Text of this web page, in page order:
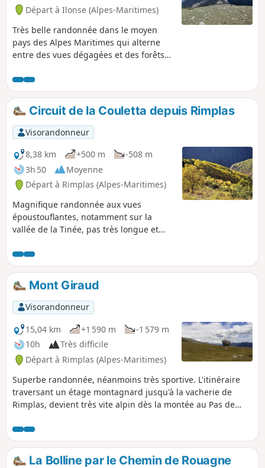
Départ à Ilonse (Alpes-Maritimes)
Très belle randonnée dans le moyen
pays des Alpes Maritimes qui alterne
entre des vues dégagées et des forêts
depuis le Lauvet d'Ilonse mérite le
détour : on voit l'ensemble du
Mercantour et les principaux sommets
du moyen pays .
Circuit de la Couletta depuis Rimplas
Visorandonneur
8,38 km
+500 m
-508 m
3h 50
Moyenne
Départ à Rimplas (Alpes-Maritimes)
Magnifique randonnée aux vues
époustouflantes, notamment sur la
vallée de la Tinée, pas très longue et
pour faire ce sublime parcours tout à
fait à la mesure de marcheurs moyens
mais entraînés. Par ailleurs, il n'y a
aucune difficulté d'orientation sur cet
itinéraire bien balisé. L'été, il vaudra
mieux faire ce circuit dans le sens
horaire.
Mont Giraud
Visorandonneur
15,04 km
+1 590 m
-1 579 m
10h
Très difficile
Départ à Rimplas (Alpes-Maritimes)
Superbe randonnée, néanmoins très sportive. L'itinéraire
traversant un étage montagnard jusqu'à la vacherie de
Rimplas, devient très vite alpin dès la montée au Pas de
oubliés et vous serez récompensé par le magnifique
panorama qui s'étend du Queyras et Mont Viso au Nord
jusqu'à l'Argentera et le Mercantour à l'Est.
La Bolline par le Chemin de Rouagne